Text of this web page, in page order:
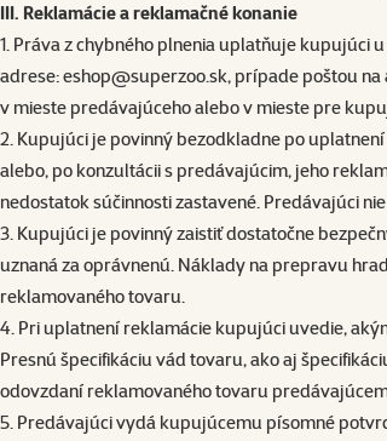
III. Reklamácie a reklamačné konanie
1. Práva z chybného plnenia uplatňuje kupujúci
adrese:eshop@superzoo.sk, prípade poštou na
v mieste predávajúceho alebo v mieste pre
2. Kupujúci je povinný bezodkladne po
alebo, po konzultácii s predávajúcim, jeho
nedostatok súčinnosti zastavené. Predávajúci
3. Kupujúci je povinný zaistiť dostatočne
uznaná za oprávnenú. Náklady na prepravu
reklamovaného tovaru.
4. Pri uplatnení reklamácie kupujúci uvedie,
Presnú špecifikáciu vád tovaru, ako aj
odovzdaní reklamovaného tovaru
5. Predávajúci vydá kupujúcemu písomné